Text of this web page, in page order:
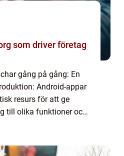
som driver företag
gång på gång: En
Android-appar
resurs för att ge
till olika funktioner och